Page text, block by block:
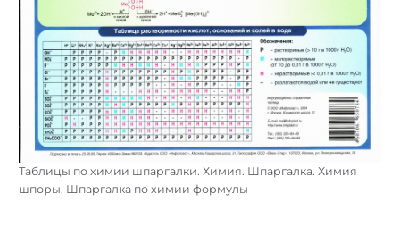
Таблицы по химии шпаргалки. Химия. Шпаргалка. Химия
шпоры. Шпаргалка по химии формулы